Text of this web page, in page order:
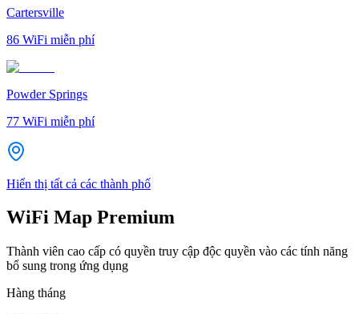
Cartersville
86 WiFi miễn phí
Powder Springs
77 WiFi miễn phí
Hiển thị tất cả các thành phố
WiFi Map Premium
Thành viên cao cấp có quyền truy cập độc quyền vào các tính năng
bổ sung trong ứng dụng
Hàng tháng